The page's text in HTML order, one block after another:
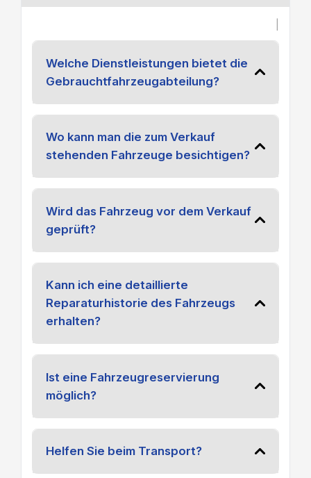
Welche Dienstleistungen bietet die
Gebrauchtfahrzeugabteilung?
Wo kann man die zum Verkauf
stehenden Fahrzeuge besichtigen?
Wird das Fahrzeug vor dem Verkauf
geprüft?
Kann ich eine detaillierte
Reparaturhistorie des Fahrzeugs
erhalten?
Ist eine Fahrzeugreservierung
möglich?
Helfen Sie beim Transport?